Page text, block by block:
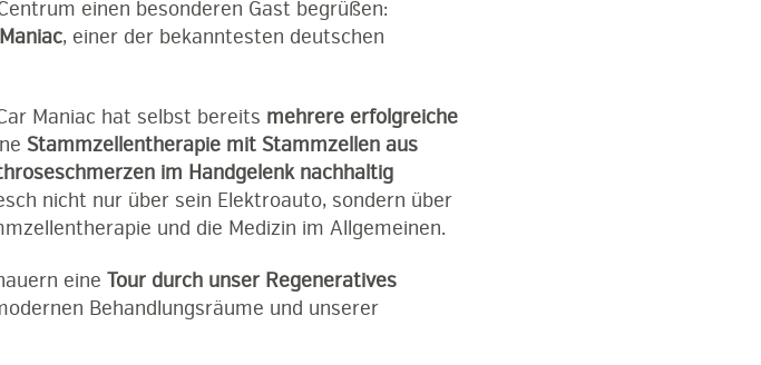
einen besonderen Gast begrüßen:
, einer der bekanntesten deutschen
Maniac hat selbst bereits mehrere erfolgreiche
Stammzellentherapie mit Stammzellen aus
im Handgelenk nachhaltig
nicht nur über sein Elektroauto, sondern über
und die Medizin im Allgemeinen.
eine Tour durch unser Regeneratives
Behandlungsräume und unserer